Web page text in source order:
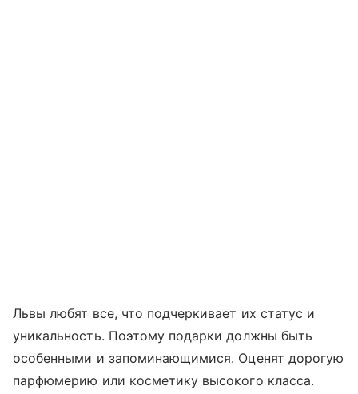
Львы любят все, что подчеркивает их статус и
уникальность. Поэтому подарки должны быть
особенными и запоминающимися. Оценят дорогую
парфюмерию или косметику высокого класса.